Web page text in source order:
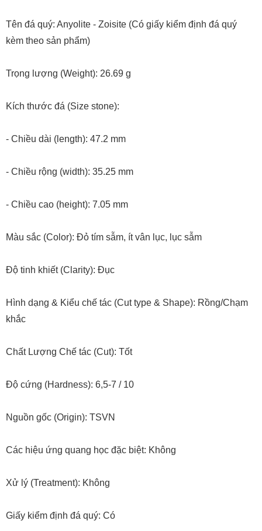
Tên đá quý: Anyolite - Zoisite (Có giấy kiểm định đá quý
kèm theo sản phẩm)
Trọng lượng (Weight): 26.69 g
Kích thước đá (Size stone):
- Chiều dài (length): 47.2 mm
- Chiều rộng (width): 35.25 mm
- Chiều cao (height): 7.05 mm
Màu sắc (Color): Đỏ tím sẫm, ít vân lục, lục sẫm
Độ tinh khiết (Clarity): Đục
Hình dạng & Kiểu chế tác (Cut type & Shape): Rồng/Chạm
khắc
Chất Lượng Chế tác (Cut): Tốt
Độ cứng (Hardness): 6,5-7 / 10
Nguồn gốc (Origin): TSVN
Các hiệu ứng quang học đặc biệt: Không
Xử lý (Treatment): Không
Giấy kiểm định đá quý: Có